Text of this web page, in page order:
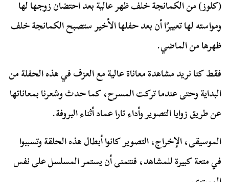
(كلوز) من الكمانجة خلف ظهر عالية بعد احتضان زوجها لها
ومواسته لها تعبيرًا أن بعد حفلها الأخير ستصبح الكمانجة خلف
ظهرها من الماضي.
فقط كنا نريد مشاهدة معاناة عالية مع العزف في هذه الحفلة من
البداية وحتى عندما تركت المسرح، كما حدث وشعرنا بمعاناتها
عن طريق زوايا التصوير وأداء تارا عماد أثناء البروفة.
الموسيقى، الإخراج، التصوير كانوا أبطال هذه الحلقة وتسببوا
في متعة كبيرة للمشاهد، فنتمنى أن يستمر المسلسل على نفس